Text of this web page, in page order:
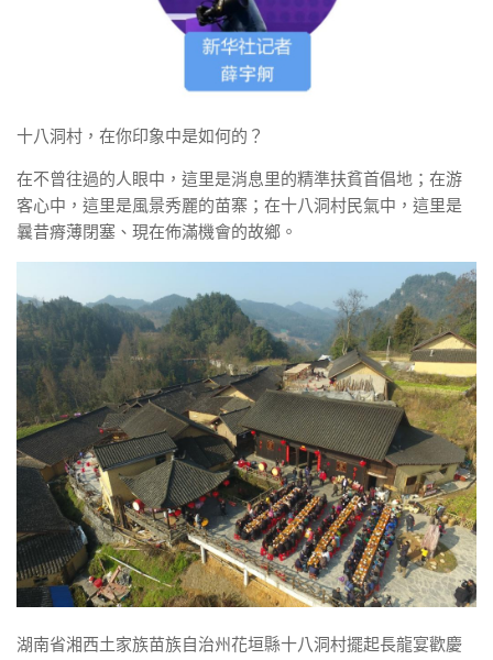
十八洞村，在你印象中是如何的？
在不曾往過的人眼中，這里是消息里的精準扶貧首倡地；在游
客心中，這里是風景秀麗的苗寨；在十八洞村民氣中，這里是
曩昔瘠薄閉塞、現在佈滿機會的故鄉。
湖南省湘西土家族苗族自治州花垣縣十八洞村擺起長龍宴歡慶